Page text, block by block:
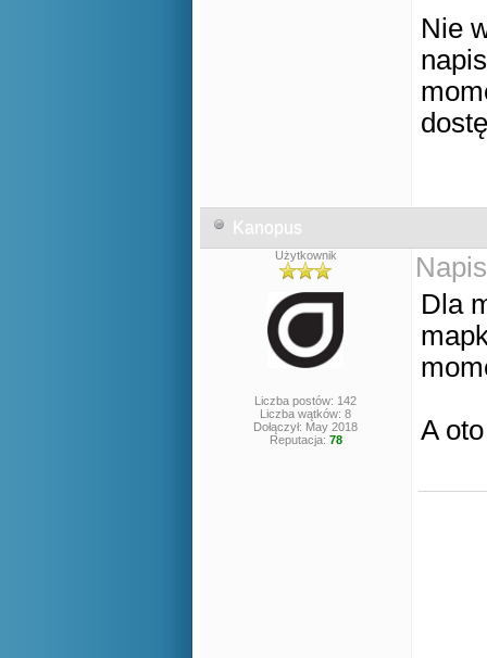
Nie
Kanopus
Użytkownik
Liczba postów: 142
Liczba wątków: 8
Dołączył: May 2018
Reputacja: 78
Dla
A